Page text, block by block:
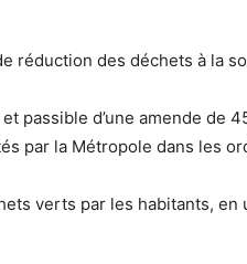
réduction des déchets à la
passible d’une amende de
par la Métropole dans les
verts par les habitants, en